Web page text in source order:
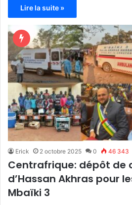
Lire la suite »
Erick 2 octobre 2025 0 46 343
Centrafrique: dépôt de
d’Hassan Akhras pour
Mbaïki 3